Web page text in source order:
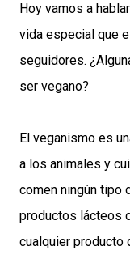
Hoy vamos a
vida especial que
seguidores.
ser vegano?
El veganismo es
a los animales y
comen ningún tipo
productos lácteos
cualquier producto